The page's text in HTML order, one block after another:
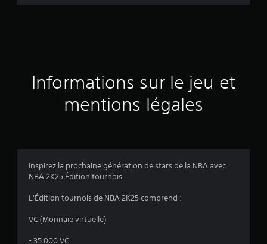
d
a
s
Informations sur le jeu et
mentions légales
Inspirez la prochaine génération de stars de la NBA avec
NBA 2K25 Édition tournois.
L'Édition tournois de NBA 2K25 comprend :
VC (Monnaie virtuelle)
- 35 000 VC